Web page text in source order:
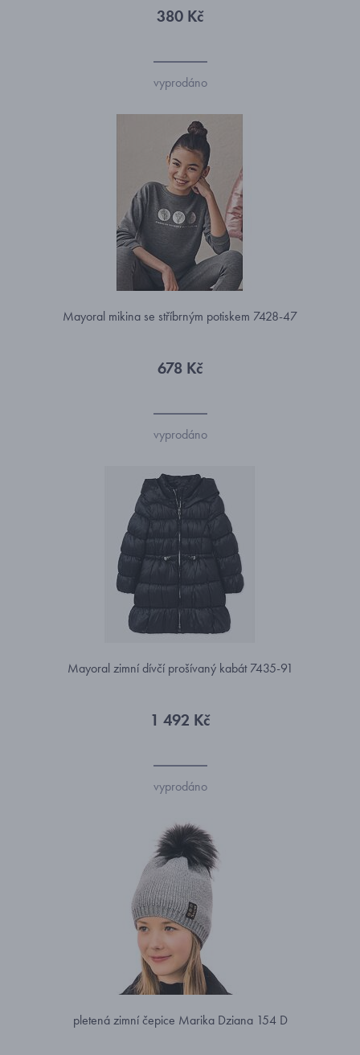
380 Kč
vyprodáno
Mayoral mikina se stříbrným potiskem 7428-47
678 Kč
vyprodáno
Mayoral zimní dívčí prošívaný kabát 7435-91
1 492 Kč
vyprodáno
pletená zimní čepice Marika Dziana 154 D